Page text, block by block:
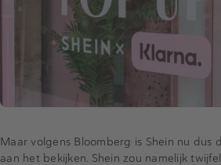
Maar volgens Bloomberg is Shein nu dus
aan het bekijken. Shein zou namelijk